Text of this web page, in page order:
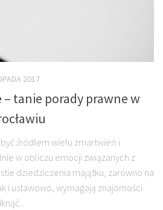
2017
– tanie porady prawne w
źródłem wielu zmartwień i
w obliczu emocji związanych z
dziedziczenia majątku, zarówno na
i ustawowo, wymagają znajomości